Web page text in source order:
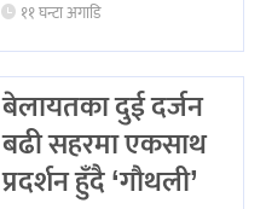
११ घन्टा अगाडि
बेलायतका दुई दर्जन
बढी सहरमा एकसाथ
प्रदर्शन हुँदै ‘गौथली’